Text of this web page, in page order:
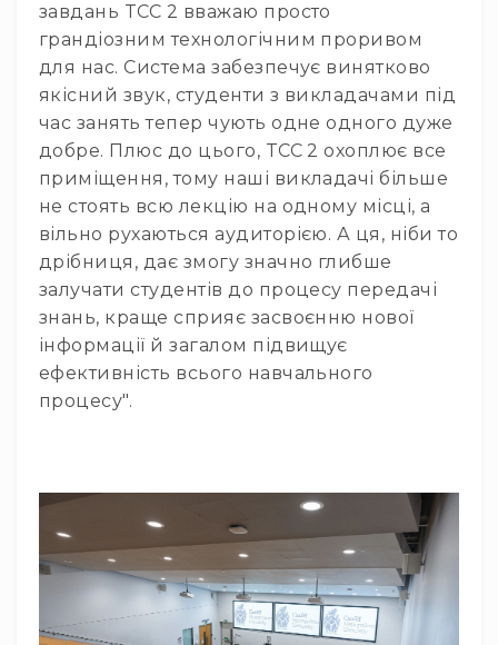
завдань TCC 2 вважаю просто
грандіозним технологічним проривом
для нас. Система забезпечує винятково
якісний звук, студенти з викладачами під
час занять тепер чують одне одного дуже
добре. Плюс до цього, TCC 2 охоплює все
приміщення, тому наші викладачі більше
не стоять всю лекцію на одному місці, а
вільно рухаються аудиторією. А ця, ніби то
дрібниця, дає змогу значно глибше
залучати студентів до процесу передачі
знань, краще сприяє засвоєнню нової
інформації й загалом підвищує
ефективність всього навчального
процесу".